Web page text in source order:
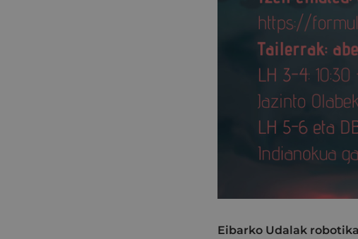
Eibarko Udalak